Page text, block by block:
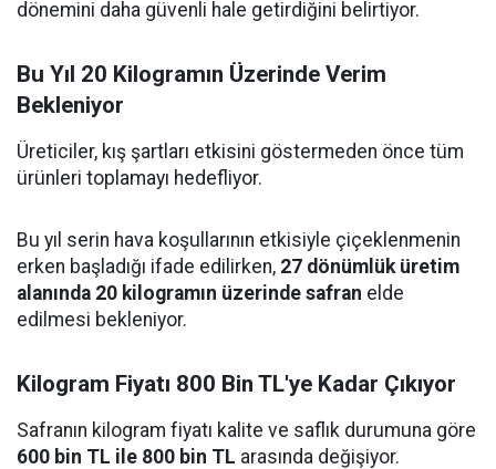
dönemini daha güvenli hale getirdiğini belirtiyor.
Bu Yıl 20 Kilogramın Üzerinde Verim
Bekleniyor
Üreticiler, kış şartları etkisini göstermeden önce tüm
ürünleri toplamayı hedefliyor.
Bu yıl serin hava koşullarının etkisiyle çiçeklenmenin
erken başladığı ifade edilirken, 27 dönümlük üretim
alanında 20 kilogramın üzerinde safran elde
edilmesi bekleniyor.
Kilogram Fiyatı 800 Bin TL'ye Kadar Çıkıyor
Safranın kilogram fiyatı kalite ve saflık durumuna göre
600 bin TL ile 800 bin TL arasında değişiyor.